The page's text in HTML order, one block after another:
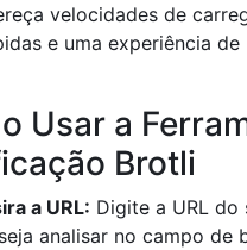
velocidades de
e uma experiência de
Usar a
Brotli
a URL: Digite a URL
analisar no campo de